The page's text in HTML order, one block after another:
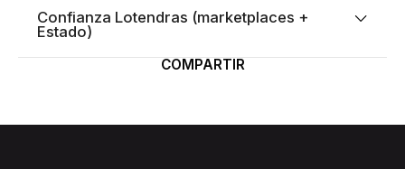
Confianza Lotendras (marketplaces +
Estado)
COMPARTIR